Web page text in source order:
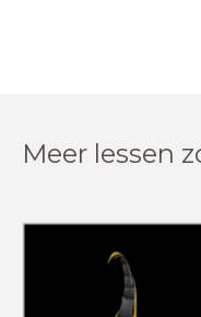
Meer lessen